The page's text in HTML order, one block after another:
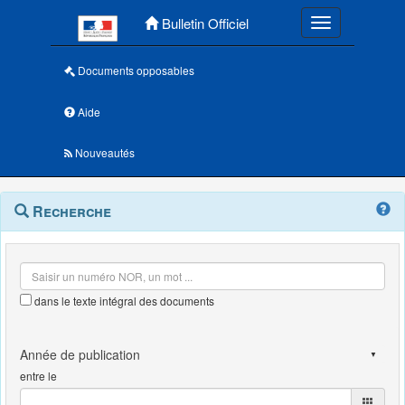
Bulletin Officiel Toggle
Documents opposables
Aide
Nouveautés
Navigation
outils
Menu
contextuel
Recherche
dans le texte intégral des documents
entre le